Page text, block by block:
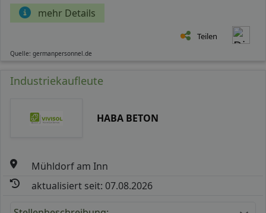
mehr Details
Teilen
Quelle: germanpersonnel.de
Industriekaufleute
HABA BETON
Mühldorf am Inn
aktualisiert seit: 07.08.2026